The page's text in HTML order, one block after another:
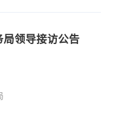
局领导接访公告